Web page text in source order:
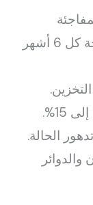
وتطيل عمر الجهاز. يُنصح بفحص الثلاجة كل 6 أشهر
الحالة.